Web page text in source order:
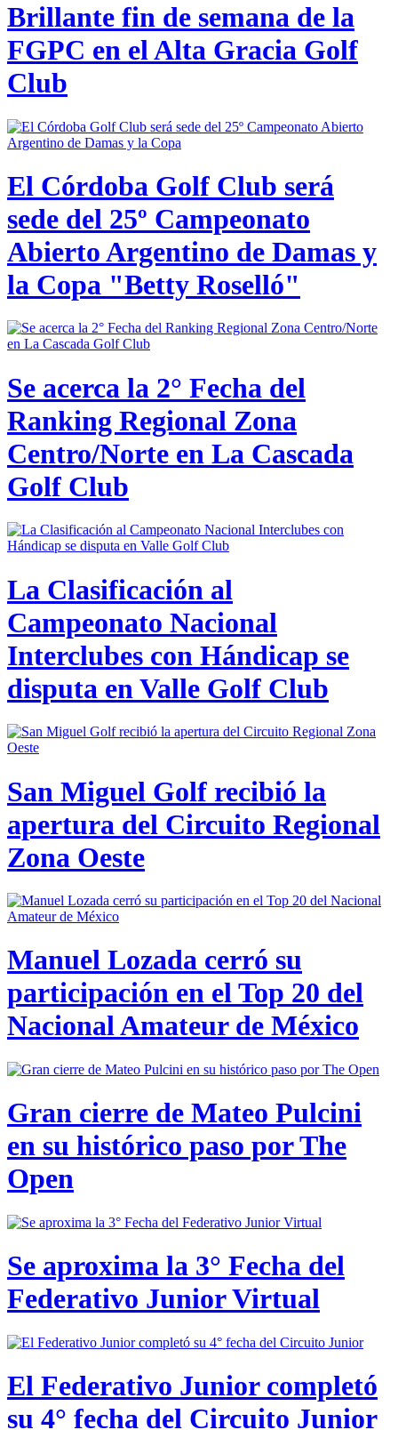
Brillante fin de semana de la
FGPC en el Alta Gracia Golf
Club
El Córdoba Golf Club será
sede del 25º Campeonato
Abierto Argentino de Damas y
la Copa "Betty Roselló"
Se acerca la 2° Fecha del
Ranking Regional Zona
Centro/Norte en La Cascada
Golf Club
La Clasificación al
Campeonato Nacional
Interclubes con Hándicap se
disputa en Valle Golf Club
San Miguel Golf recibió la
apertura del Circuito Regional
Zona Oeste
Manuel Lozada cerró su
participación en el Top 20 del
Nacional Amateur de México
Gran cierre de Mateo Pulcini
en su histórico paso por The
Open
Se aproxima la 3° Fecha del
Federativo Junior Virtual
El Federativo Junior completó
su 4° fecha del Circuito Junior